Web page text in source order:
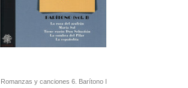
Romanzas y canciones 6. Barítono I